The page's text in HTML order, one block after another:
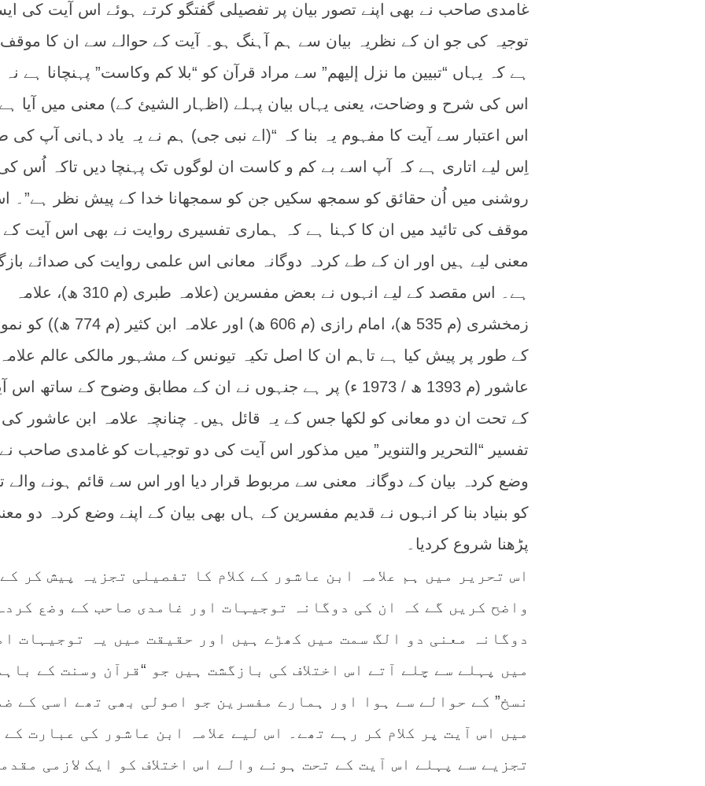
غامدی صاحب نے بھی اپنے تصور بیان پر تفصیلی گفتگو کرتے ہوئے اس آیت کی
توجیہ کی جو ان کے نظریہ بیان سے ہم آہنگ ہو۔ آیت کے حوالے سے ان کا موقف
ہے کہ یہاں “تبيين ما نزل إليهم” سے مراد قرآن کو “بلا کم وکاست” پہنچانا ہے نہ
اس کی شرح و وضاحت، یعنی یہاں بیان پہلے (اظہار الشیئ کے) معنی میں آیا
اس اعتبار سے آیت کا مفہوم یہ بنا کہ “(اے نبی جی) ہم نے یہ یاد دہانی آپ
اِس لیے اتاری ہے کہ آپ اسے بے کم و کاست ان لوگوں تک پہنچا دیں تاکہ اُس
روشنی میں اُن حقائق کو سمجھ سکیں جن کو سمجھانا خدا کے پیش نظر ہے”۔
موقف کی تائید میں ان کا کہنا ہے کہ ہماری تفسیری روایت نے بھی اس آیت کے
معنی لیے ہیں اور ان کے طے کردہ دوگانہ معانی اس علمی روایت کی صدائے
ہے۔ اس مقصد کے لیے انہوں نے بعض مفسرین (علامہ طبری (م 310 ھ)، علامہ
زمخشری (م 535 ھ)، امام رازی (م 606 ھ) اور علامہ ابن کثیر (م
کے طور پر پیش کیا ہے تاہم ان کا اصل تکیہ تیونس کے مشہور مالکی عالم
عاشور (م 1393 ھ / 1973 ء) پر ہے جنہوں نے ان کے مطابق وضوح کے ساتھ اس
کے تحت ان دو معانی کو لکھا جس کے یہ قائل ہیں۔ چنانچہ علامہ ابن عاشور کی
تفسیر “التحرير والتنوير” میں مذکور اس آیت کی دو توجیہات کو غامدی صاحب نے
وضع کردہ بیان کے دوگانہ معنی سے مربوط قرار دیا اور اس سے قائم ہونے والے
کو بنیاد بنا کر انہوں نے قدیم مفسرین کے ہاں بھی بیان کے اپنے وضع کردہ دو
پڑھنا شروع کردیا۔
اس تحریر میں ہم علامہ ابن عاشور کے کلام کا تفصیلی تجزیہ پیش کر کے
واضح کریں گے کہ ان کی دوگانہ توجیہات اور غامدی صاحب کے وضع کردہ
دوگانہ معنی دو الگ سمت میں کھڑے ہیں اور حقیقت میں یہ توجیہات
میں پہلے سے چلے آتے اس اختلاف کی بازگشت ہیں جو “قرآن وسنت کے
نسخ” کے حوالے سے ہوا اور ہمارے مفسرین جو اصولی بھی تھے اسی کے
میں اس آیت پر کلام کر رہے تھے۔ اس لیے علامہ ابن عاشور کی عبارت کے
تجزیے سے پہلے اس آیت کے تحت ہونے والے اس اختلاف کو ایک لازمی